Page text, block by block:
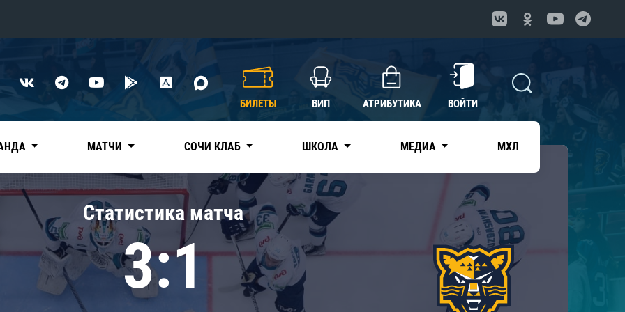
Нефтехимик
Дивизион Чернышева
Авангард
Адмирал
КХЛ
БИЛЕТЫ ВИП АТРИБУТИКА ВОЙТИ
МАТЧИ СОЧИ КЛАБ ШКОЛА МЕДИА МХЛ
Статистика матча
3:1